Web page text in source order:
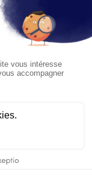
de KTO
pape Léon
sur KTO le
et
2026